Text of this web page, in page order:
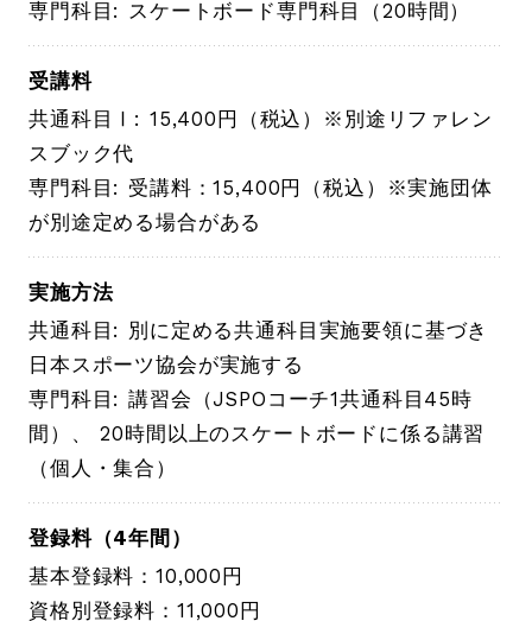
専門科目: スケートボード専門科目（20時間）
受講料
共通科目Ⅰ: 15,400円（税込）※別途リファレン
スブック代
専門科目: 受講料：15,400円（税込）※実施団体
が別途定める場合がある
実施方法
共通科目: 別に定める共通科目実施要領に基づき
日本スポーツ協会が実施する
専門科目: 講習会（JSPOコーチ1共通科目45時
間）、 20時間以上のスケートボードに係る講習
（個人・集合）
登録料（4年間）
基本登録料：10,000円
資格別登録料：11,000円